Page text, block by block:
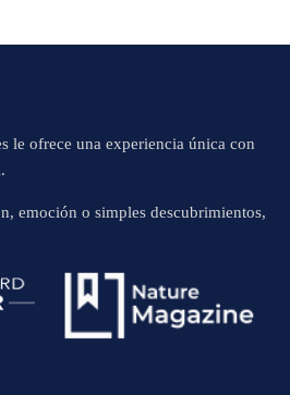
le ofrece una experiencia única con
emoción o simples descubrimientos,